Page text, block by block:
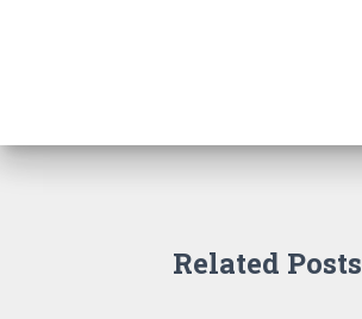
Related Posts